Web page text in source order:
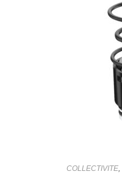
COLLECTIVITE,